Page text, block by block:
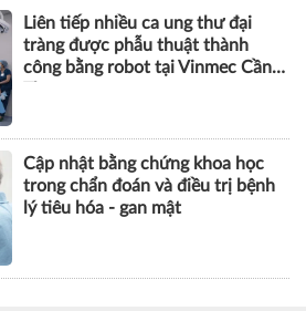
Liên tiếp nhiều ca ung thư đại
tràng được phẫu thuật thành
công bằng robot tại Vinmec Cần
Cập nhật bằng chứng khoa học
trong chẩn đoán và điều trị bệnh
lý tiêu hóa - gan mật